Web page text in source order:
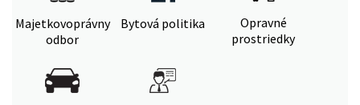
Majetkovoprávny
odbor
Bytová politika
Opravné
prostriedky